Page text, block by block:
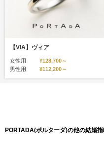
【VIA】ヴィア
女性用
¥128,700～
男性用
¥112,200～
PORTADA(ポルターダ)の他の結婚指